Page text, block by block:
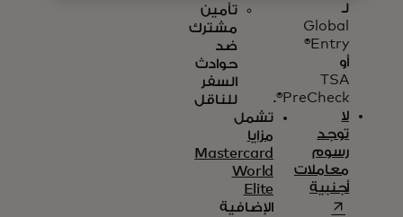
لـ
Global
Entry®
أو
TSA
PreCheck®.
لا
توجد
رسوم
معاملات
أجنبية
opens in a new tab
تأمين
مشترك
ضد
حوادث
السفر
للناقل
تشمل
مزايا
Mastercard
World
Elite
الإضافية